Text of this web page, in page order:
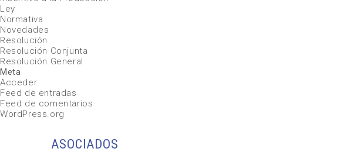
Ley
Normativa
Novedades
Resolución
Resolución Conjunta
Resolución General
Meta
Acceder
Feed de entradas
Feed de comentarios
WordPress.org
ASOCIADOS